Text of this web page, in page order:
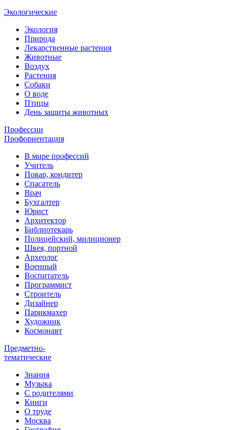
Экологические
Экология
Природа
Лекарственные растения
Животные
Воздух
Растения
Собаки
О воде
Птицы
День защиты животных
Профессии
Профориентация
В мире профессий
Учитель
Повар, кондитер
Спасатель
Врач
Бухгалтер
Юрист
Архитектор
Библиотекарь
Полицейский, милиционер
Швея, портной
Археолог
Военный
Воспитатель
Программист
Строитель
Дизайнер
Парикмахер
Художник
Космонавт
Предметно-
тематические
Знания
Музыка
С родителями
Книги
О труде
Москва